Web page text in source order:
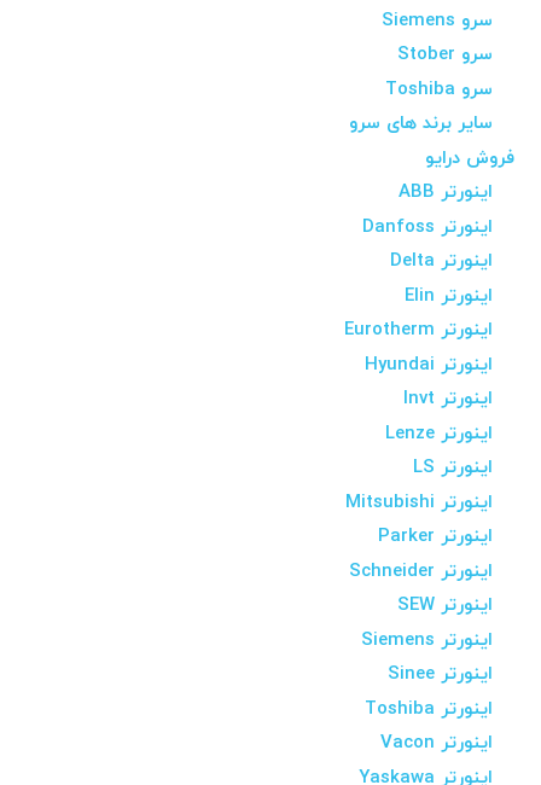
سرو Siemens
سرو Stober
سرو Toshiba
سایر برند های سرو
فروش درایو
اینورتر ABB
اینورتر Danfoss
اینورتر Delta
اینورتر Elin
اینورتر Eurotherm
اینورتر Hyundai
اینورتر Invt
اینورتر Lenze
اینورتر LS
اینورتر Mitsubishi
اینورتر Parker
اینورتر Schneider
اینورتر SEW
اینورتر Siemens
اینورتر Sinee
اینورتر Toshiba
اینورتر Vacon
اینورتر Yaskawa